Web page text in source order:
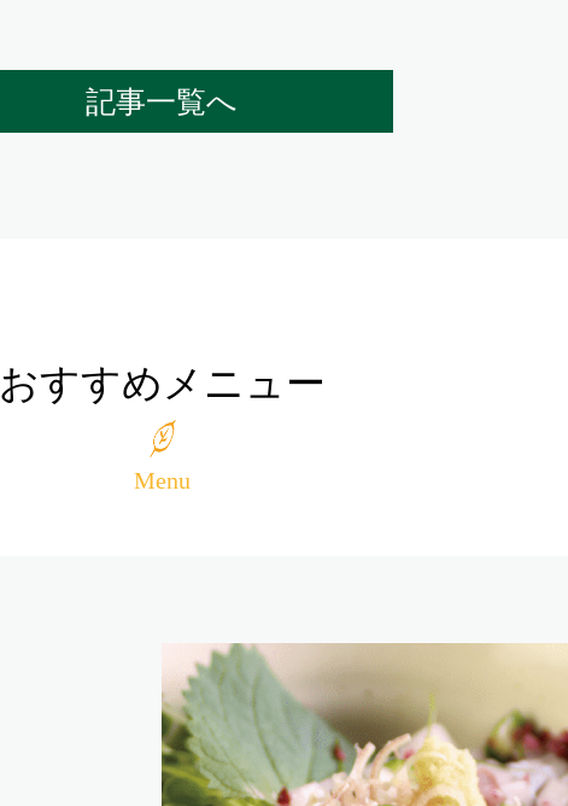
記事一覧へ
おすすめメニュー
Menu